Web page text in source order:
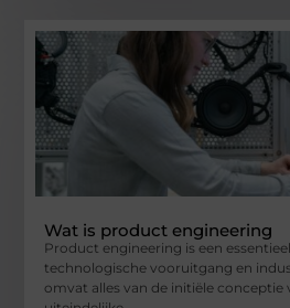
Wat is product engineering
Product engineering is een
technologische vooruitgang en
omvat alles van de initiële